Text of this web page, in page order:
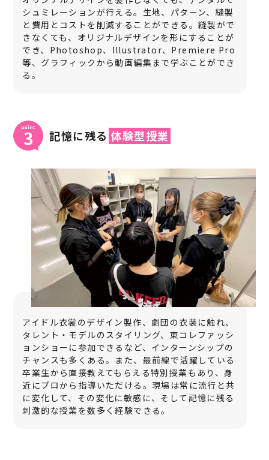
シュミレーションが行える。生地、パターン、縫製
と費用とコストを削減することができる。縫製がで
きなくても、オリジナルデザインを形にすることが
でき、Photoshop、Illustrator、Premiere Pro
等、グラフィックから動画編集まで学ぶことができ
る。
記憶に残る 体験型授業
アイドル衣裳のデザイン製作、劇団の衣装に触れ、
タレント・モデルのスタイリング、東コレファッシ
ョンショーに参加できるなど、インターンシップの
チャンスも多くある。また、最前線で活躍している
卒業生から直接教えてもらえる特別授業もあり、身
近にプロから指導いただける。現場は常に流行と共
に変化して、その変化に敏感に、そして記憶に残る
刺激的な授業を数多く経験できる。